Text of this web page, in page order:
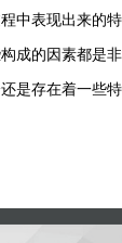
中表现出来的
成的因素都是
是存在着一些